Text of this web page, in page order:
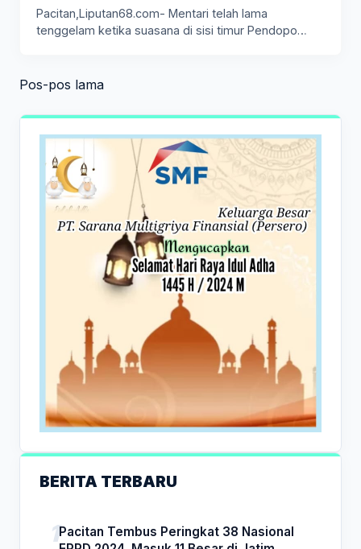
Pacitan,Liputan68.com- Mentari telah lama
tenggelam ketika suasana di sisi timur Pendopo
Navigasi
Pos-pos lama
BERITA TERBARU
Pacitan Tembus Peringkat 38 Nasional